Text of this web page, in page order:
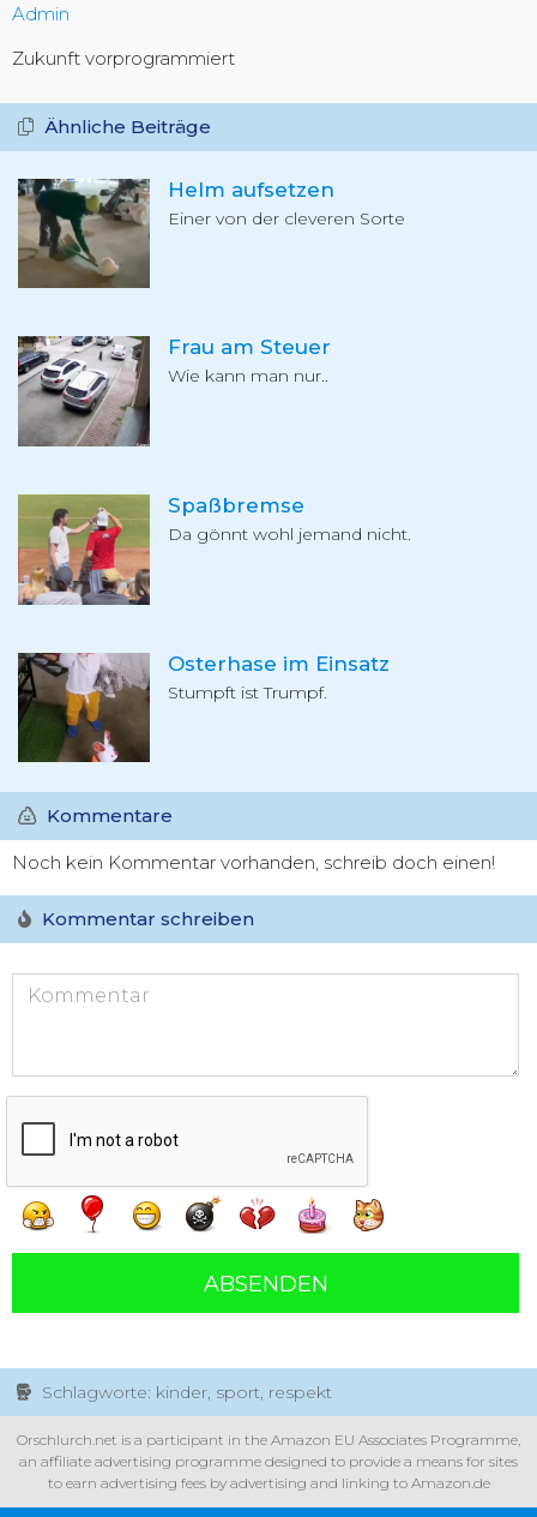
Admin
Zukunft vorprogrammiert
Ähnliche Beiträge
Helm aufsetzen
Einer von der cleveren Sorte
Frau am Steuer
Wie kann man nur..
Spaßbremse
Da gönnt wohl jemand nicht.
Osterhase im Einsatz
Stumpft ist Trumpf.
Kommentare
Noch kein Kommentar vorhanden, schreib doch einen!
Kommentar schreiben
ABSENDEN
Schlagworte: kinder, sport, respekt
Orschlurch.net is a participant in the Amazon EU Associates Programme,
an affiliate advertising programme designed to provide a means for sites
to earn advertising fees by advertising and linking to Amazon.de